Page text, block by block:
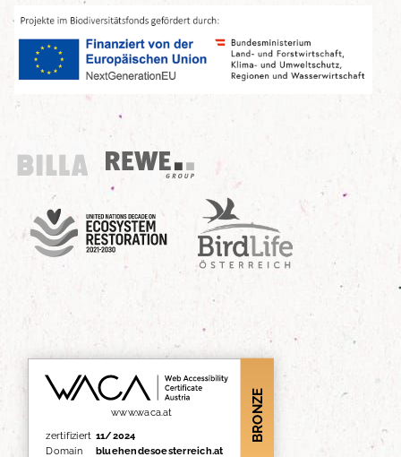
Billa
REWE Group
UN Decade
Birdlife